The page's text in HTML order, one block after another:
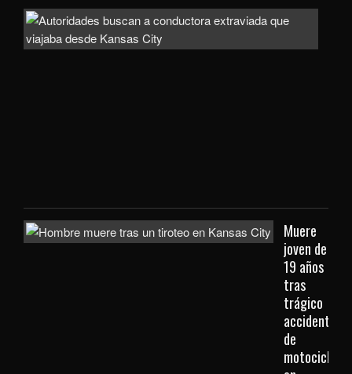
Muere
joven de
19 años
tras
trágico
accidente
de
motocicleta